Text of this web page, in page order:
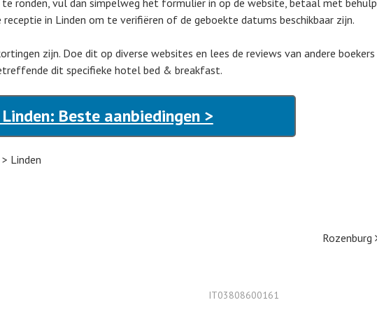
ronden, vul dan simpelweg het formulier in op de website, betaal met behulp
in Linden om te verifiëren of de geboekte datums beschikbaar zijn.
zijn. Doe dit op diverse websites en lees de reviews van andere boekers
dit specifieke hotel bed & breakfast.
Beste aanbiedingen >
Linden
Rozenburg
IT03808600161